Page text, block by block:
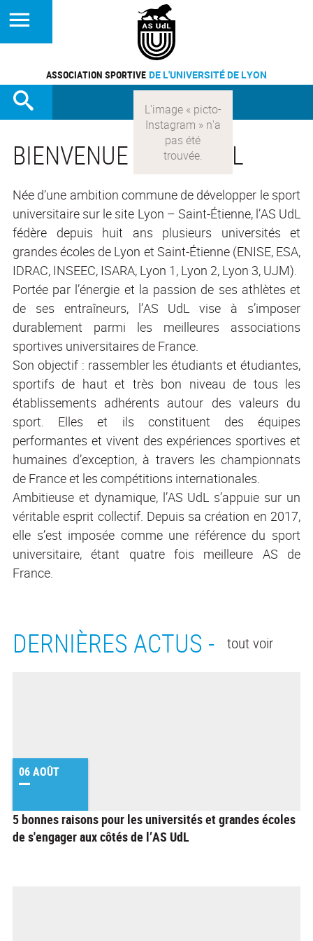
ASSOCIATION SPORTIVE DE L'UNIVERSITÉ DE LYON
BIENVENUE À L'AS UDL
Née d’une ambition commune de développer le sport
universitaire sur le site Lyon – Saint-Étienne, l’AS UdL
fédère depuis huit ans plusieurs universités et
grandes écoles de Lyon et Saint-Étienne (ENISE, ESA,
IDRAC, INSEEC, ISARA, Lyon 1, Lyon 2, Lyon 3, UJM).
Portée par l’énergie et la passion de ses athlètes et
de ses entraîneurs, l’AS UdL vise à s’imposer
durablement parmi les meilleures associations
sportives universitaires de France.
Son objectif : rassembler les étudiants et étudiantes,
sportifs de haut et très bon niveau de tous les
établissements adhérents autour des valeurs du
sport. Elles et ils constituent des équipes
performantes et vivent des expériences sportives et
humaines d’exception, à travers les championnats
de France et les compétitions internationales.
Ambitieuse et dynamique, l’AS UdL s’appuie sur un
véritable esprit collectif. Depuis sa création en 2017,
elle s’est imposée comme une référence du sport
universitaire, étant quatre fois meilleure AS de
France.
DERNIÈRES ACTUS - tout voir
06 AOÛT
5 bonnes raisons pour les universités et grandes écoles
de s'engager aux côtés de l’AS UdL